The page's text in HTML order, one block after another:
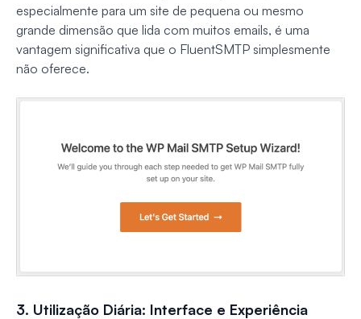
especialmente para um site de pequena ou mesmo
grande dimensão que lida com muitos emails, é uma
vantagem significativa que o FluentSMTP simplesmente
não oferece.
3. Utilização Diária: Interface e Experiência